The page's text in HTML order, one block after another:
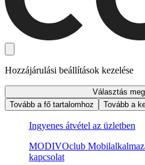
Hozzájárulási beállítások kezelése
Választás
Tovább a fő tartalomhoz
Tovább a
Ingyenes átvétel az üzletben
MODIVOclub
kapcsolat